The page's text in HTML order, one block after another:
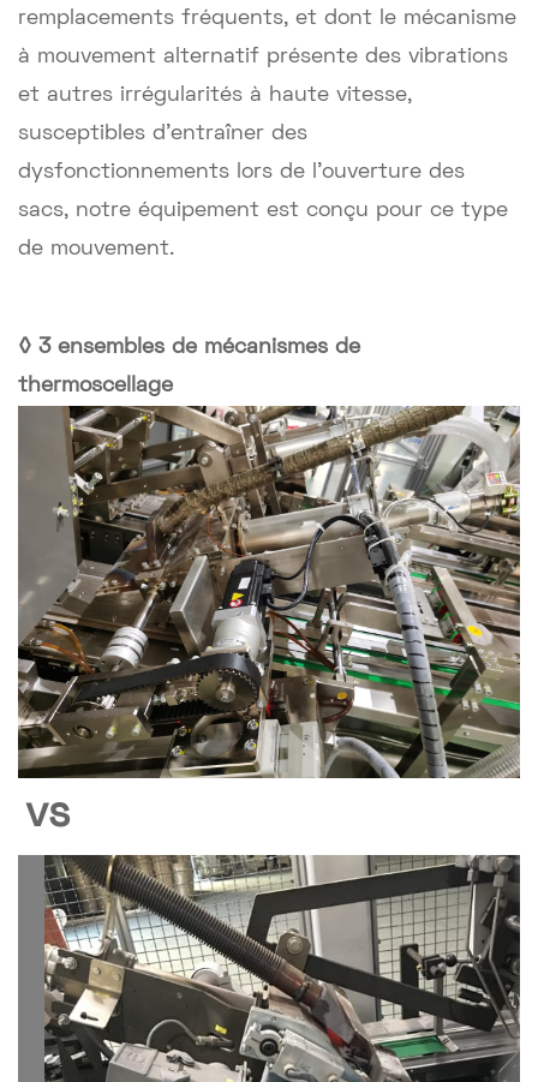
remplacements fréquents, et dont le mécanisme
à mouvement alternatif présente des vibrations
et autres irrégularités à haute vitesse,
susceptibles d'entraîner des
dysfonctionnements lors de l'ouverture des
sacs, notre équipement est conçu pour ce type
de mouvement.
◊ 3 ensembles de mécanismes de
thermoscellage
vs